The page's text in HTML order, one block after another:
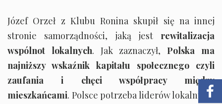
Józef Orzeł z Klubu Ronina skupił się na innej
stronie samorządności, jaką jest rewitalizacja
wspólnot lokalnych. Jak zaznaczył,Polska ma
najniższy wskaźnik kapitału społecznego czyli
zaufania i chęci współpracy między
mieszkańcami. Polsce potrzeba liderów lokalnych,